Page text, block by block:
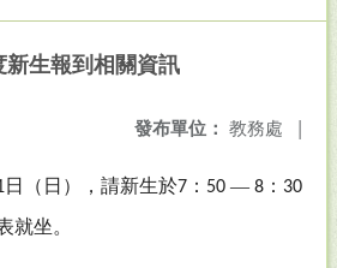
生報到相關資訊
發布單位： 教務處 |
日（日） ， 請新生於7 ： 50 — 8 ： 30
就坐。